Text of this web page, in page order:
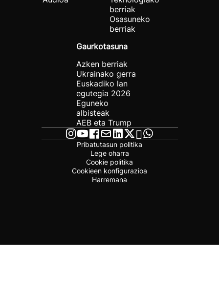
berriak
Osasuneko
berriak
Gaurkotasuna
Azken berriak
Ukrainako gerra
Euskadiko lan
egutegia 2026
Eguneko
albisteak
AEB eta Trump
Pribatutasun politika
Lege oharra
Cookie politika
Cookieen konfigurazioa
Harremana